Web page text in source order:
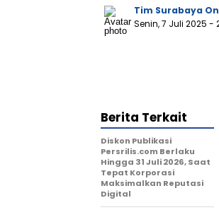
Tim Surabaya
Senin, 7 Juli 2025 -
Berita Terkait
Diskon Publikasi
Persrilis.com Berlaku
Hingga 31 Juli 2026, Saat
Tepat Korporasi
Maksimalkan Reputasi
Digital